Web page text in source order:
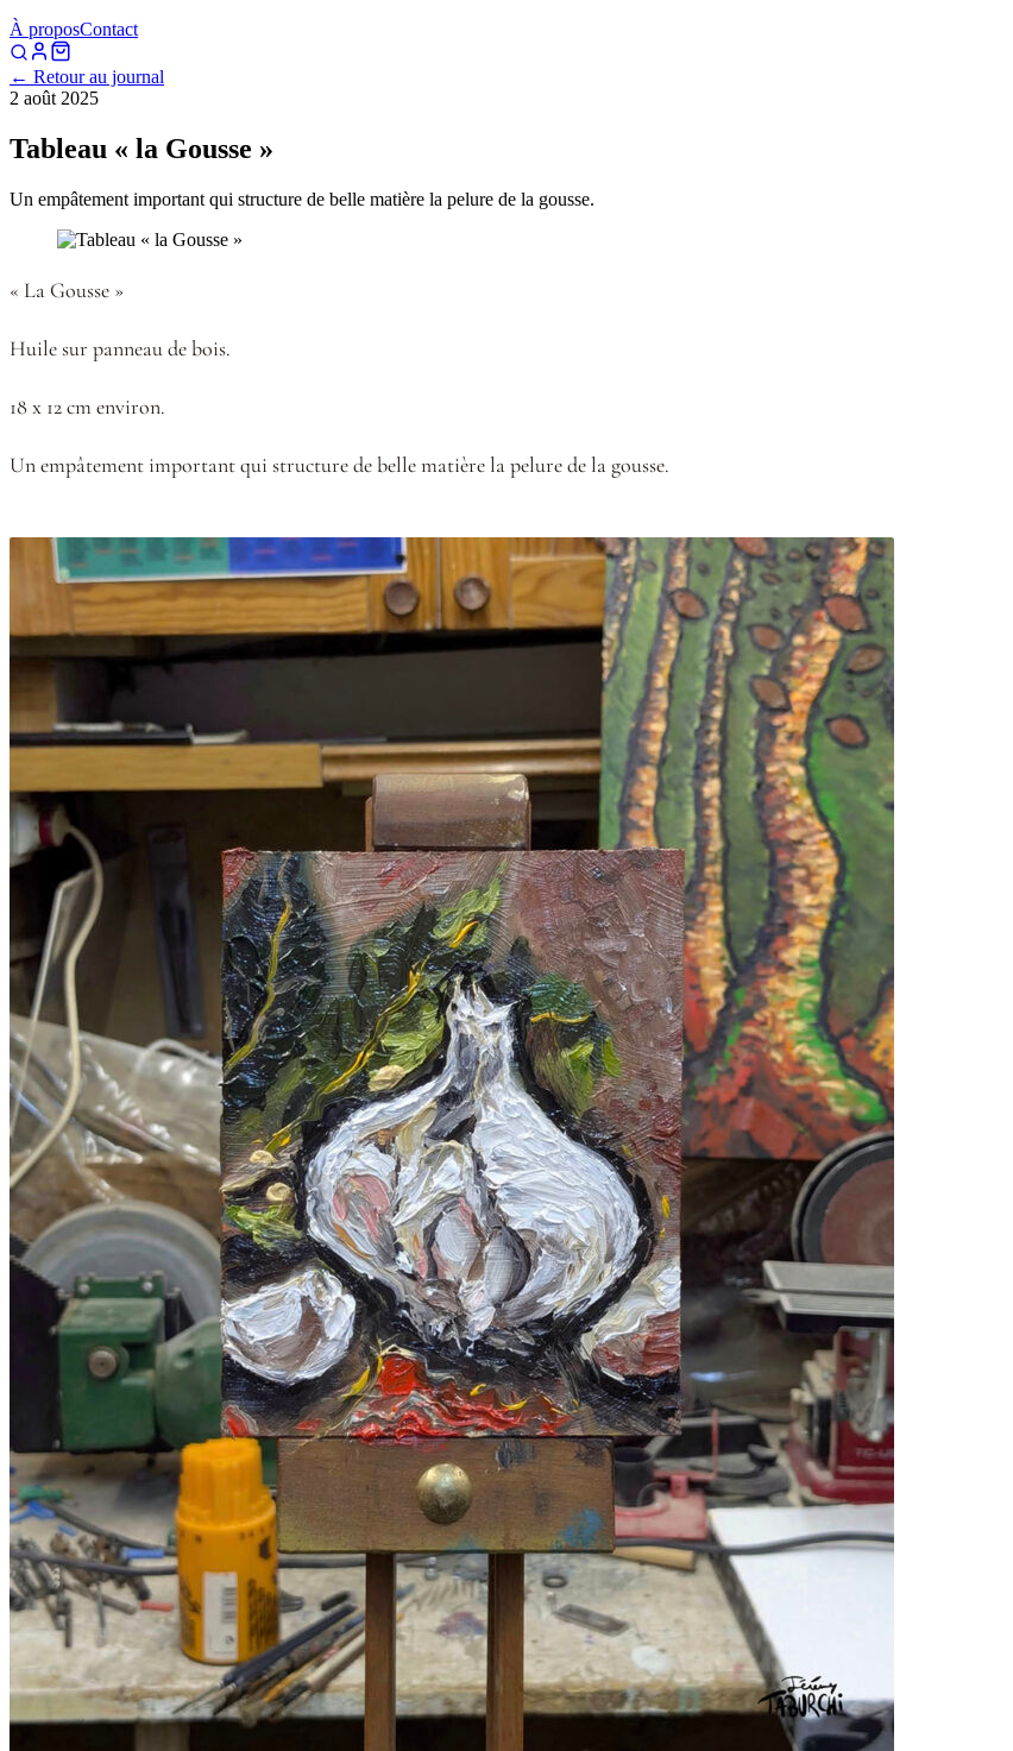
À proposContact
← Retour au journal
2 août 2025
Tableau « la Gousse »
Un empâtement important qui structure de belle matière la pelure de la gousse.
« La Gousse »
Huile sur panneau de bois.
18 x 12 cm environ.
Un empâtement important qui structure de belle matière la pelure de la gousse.